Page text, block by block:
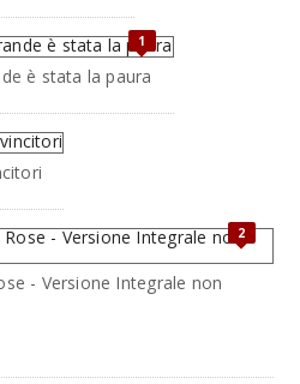
1
è stata la paura
2
- Versione Integrale non